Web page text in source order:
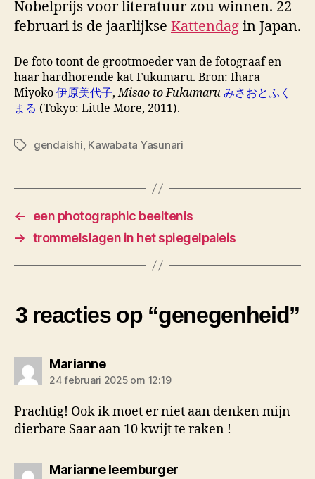
Nobelprijs voor literatuur zou winnen. 22
februari is de jaarlijkse Kattendag in Japan.
De foto toont de grootmoeder van de fotograaf en
haar hardhorende kat Fukumaru. Bron: Ihara
Miyoko 伊原美代子,Misao to Fukumaru みさおとふく
まる (Tokyo: Little More, 2011).
Tagsgendaishi, Kawabata Yasunari
←
een photographic beeltenis
→ trommelslagen in het spiegelpaleis
3 reacties op “genegenheid”
Mariannezegt:
24 februari 2025 om 12:19
Prachtig! Ook ik moet er niet aan denken mijn
dierbare Saar aan 10 kwijt te raken !
Marianne leemburgerzegt: